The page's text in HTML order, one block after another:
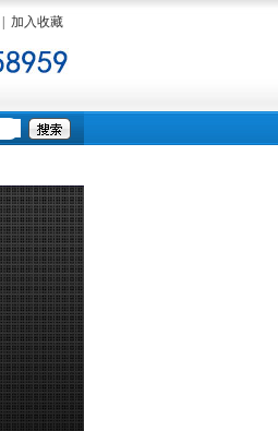
加入收藏